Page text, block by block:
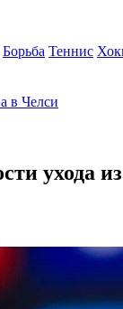
Борьба Теннис
в Челси
ухода